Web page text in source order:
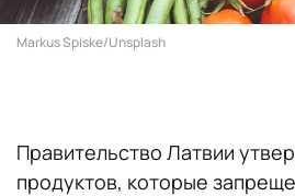
Markus Spiske/Unsplash
Правительство Латвии
продуктов, которые